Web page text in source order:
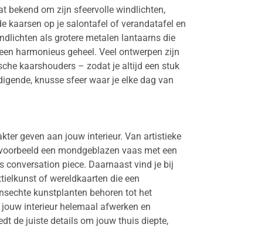
bekend om zijn sfeervolle windlichten,
kaarsen op je salontafel of verandatafel en
als grotere metalen lantaarns die
harmonieus geheel. Veel ontwerpen zijn
kaarshouders – zodat je altijd een stuk
knusse sfeer waar je elke dag van
geven aan jouw interieur. Van artistieke
een mondgeblazen vaas met een
conversation piece. Daarnaast vind je bij
of wereldkaarten die een
kunstplanten behoren tot het
interieur helemaal afwerken en
de juiste details om jouw thuis diepte,